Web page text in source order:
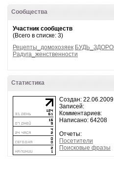
Сообщества
Участник сообществ
(Всего в списке: 3)
Рецепты_домохозяек
Радуга_женственности
Статистика
Создан: 22.06.2009
Записей:
Комментариев:
Написано: 64208
Отчеты:
Посетители
Поисковые фразы